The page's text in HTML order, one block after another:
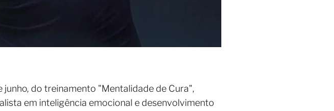
do treinamento "Mentalidade de Cura",
em inteligência emocional e desenvolvimento